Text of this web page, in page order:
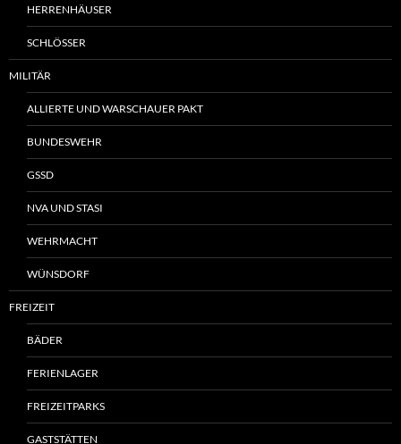
HERRENHÄUSER
SCHLÖSSER
MILITÄR
ALLIERTE UND WARSCHAUER PAKT
BUNDESWEHR
GSSD
NVA UND STASI
WEHRMACHT
WÜNSDORF
FREIZEIT
BÄDER
FERIENLAGER
FREIZEITPARKS
GASTSTÄTTEN